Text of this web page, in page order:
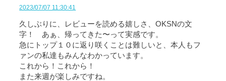
2023/07/07 11:30:41
久しぶりに、レビューを読める嬉しさ、OKSNの文
字！ あぁ、帰ってきた〜って実感です。
急にトップ１０に返り咲くことは難しいと、本人もフ
ァンの私達もみんなわかっています。
これから！これから！
また来週が楽しみですね。